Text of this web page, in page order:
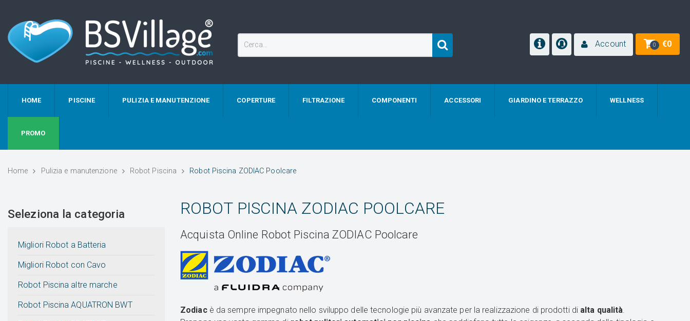
Account 0 €0
HOME PISCINE PULIZIA E MANUTENZIONE COPERTURE FILTRAZIONE COMPONENTI ACCESSORI GIARDINO E TERRAZZO WELLNESS
PROMO
Home Pulizia e manutenzione Robot Piscina Robot Piscina ZODIAC Poolcare
ROBOT PISCINA ZODIAC POOLCARE
Acquista Online Robot Piscina ZODIAC Poolcare
Zodiac è da sempre impegnato nello sviluppo delle tecnologie più avanzate per la realizzazione di prodotti di alta qualità.
Seleziona la categoria
Migliori Robot a Batteria
Migliori Robot con Cavo
Robot Piscina altre marche
Robot Piscina AQUATRON BWT